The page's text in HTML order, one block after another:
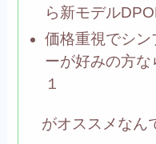
ら新モデル
価格重視でシン
ーが好みの方な
１
がオススメなん